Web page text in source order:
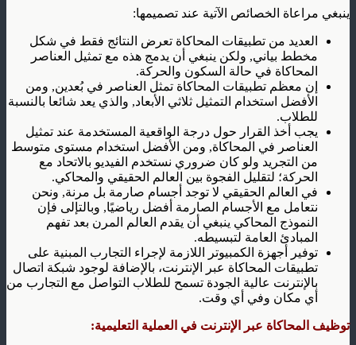
ينبغي مراعاة الخصائص الآتية عند تصميمها:
العديد من تطبيقات المحاكاة تعرض النتائج فقط في شكل
مخطط بياني, ولكن ينبغي أن يدمج هذه مع تمثيل العناصر
المحاكاة في حالة السكون والحركة.
إن معظم تطبيقات المحاكاة تمثل العناصر في بُعدين, ومن
الأفضل استخدام التمثيل ثلاثي الأبعاد, والذي يعد شائعا بالنسبة
للطلاب.
يجب أخذ القرار حول درجة الواقعية المستخدمة عند تمثيل
العناصر في المحاكاة, ومن الأفضل استخدام مستوى متوسط
من التجريد ولو كان ضروري نستخدم الفيديو بالاتحاد مع
الحركة؛ لتقليل الفجوة بين العالم الحقيقي والمحاكي.
في العالم الحقيقي لا توجد أجسام صارمة بل مرنة, ونحن
نتعامل مع الأجسام الصارمة أفضل رياضيًا, وبالتإلى فإن
النموذج المحاكي ينبغي أن يقدم العالم المرن بعد تفهم
المبادئ العامة لتبسيطه.
توفير أجهزة الكمبيوتر اللازمة لإجراء التجارب المبنية على
تطبيقات المحاكاة عبر الإنترنت، بالإضافة لوجود شبكة اتصال
بالإنترنت عالية الجودة تسمح للطلاب التواصل مع التجارب من
أي مكان وفي أي وقت.
توظيف المحاكاة عبر الإنترنت في العملية التعليمية: